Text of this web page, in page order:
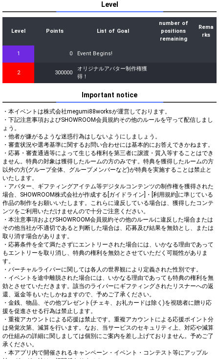
Level
Level Points List of Goal
number of
positions
remaining
Rema
rks
1 0 Event Begins!
2 300000
オリジナルアバター制作権獲
得！
Important notice
・本イベントは株式会社megumi88worksが運営しております。
・下記注意事項およびSHOWROOM会員規約その他のルールを守って配信しまし
ょう。
・他者が嫌がるような迷惑行為はしないようにしましょう。
・審査状況や選考基準に関するお問い合わせには基本的にお答えできかねます。
・応募・審査通過等によって生じる権利を第三者に譲渡・質入等することはでき
ません。特典の対象は獲得したルームの方のみです。特典を獲得したルームの方
以外の方(グループ全体、グループメンバーなど)が特典を実施することは禁止と
いたします。
・アバター、ギフティングアイテム等デジタルコンテンツの制作権を獲得された
場合、SHOWROOM株式会社が作成する[ガイドライン]・[利用規約]に準じている
作品の制作をお願いいたします。これらに違反している場合は、獲得したコンテ
ンツをご利用いただけませんので十分ご注意ください。
・本注意事項およびSHOWROOM会員規約その他のルールに違反した場合または
その他当社が不適切であると判断した場合は、応募及び結果を無効とし、または
取り消す場合があります。
・応募条件を全て満たさずにエントリーされた場合には、いかなる理由であって
もエントリーを取り消し、特典の権利を無効とさせていただく可能性がありま
す。
・バーチャルライバーに関しては各人の世界観により定義された性別です。
・イベントを途中離脱された場合には、いかなる理由であっても特典の権利を無
効とさせていただきます。該当のライバーにギフティングされたリスナーへの返
還、返金等もいたしかねますので、予めご了承ください。
・金銭、物品、その他プレゼント(チェキ、お礼カードは除く)を視聴者に贈り応
援を促進させる行為は禁止します。
・重複アカウントによる応援は禁止です。重複アカウントによる応援ポイント分
は発覚次第、減算を行います。なお、当サービスのセキュリティ上、対応や減算
の仕組みの詳細に関しましては個別にご案内を差し上げておりません。予めご了
承ください。
・本アプリ内で開催されるキャンペーン・イベント・コンテスト等にアップル